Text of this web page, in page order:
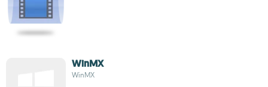
WinMX
WinMX